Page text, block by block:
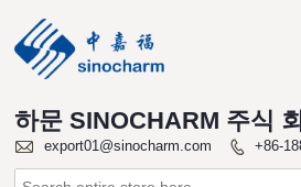
하문 SINOCHARM 주식
 export01@sinocharm.com  +86-